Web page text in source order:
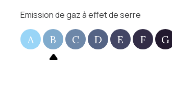
Emission de gaz à effet de serre
A B C D E F G